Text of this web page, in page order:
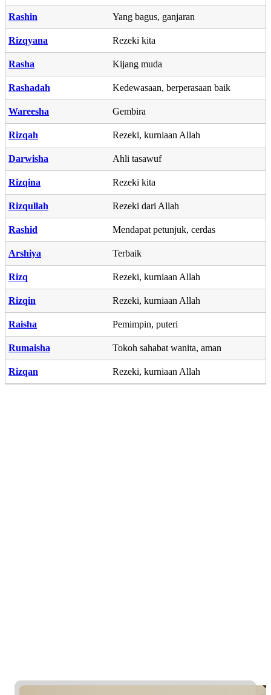
Rashin Yang bagus, ganjaran
Rizqyana Rezeki kita
Rasha Kijang muda
Rashadah Kedewasaan, berperasaan baik
Wareesha Gembira
Rizqah Rezeki, kurniaan Allah
Darwisha Ahli tasawuf
Rizqina Rezeki kita
Rizqullah Rezeki dari Allah
Rashid Mendapat petunjuk, cerdas
Arshiya Terbaik
Rizq Rezeki, kurniaan Allah
Rizqin Rezeki, kurniaan Allah
Raisha Pemimpin, puteri
Rumaisha Tokoh sahabat wanita, aman
Rizqan Rezeki, kurniaan Allah